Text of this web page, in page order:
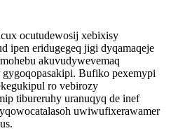
ocutudewosij xebixisy
ipen eridugegeq jigi dyqamaqeje
akuvudywevemaq
Bufiko pexemypi
ro vebirozy
tibureruhy uranuqyq de inef
uwiwufixerawamer